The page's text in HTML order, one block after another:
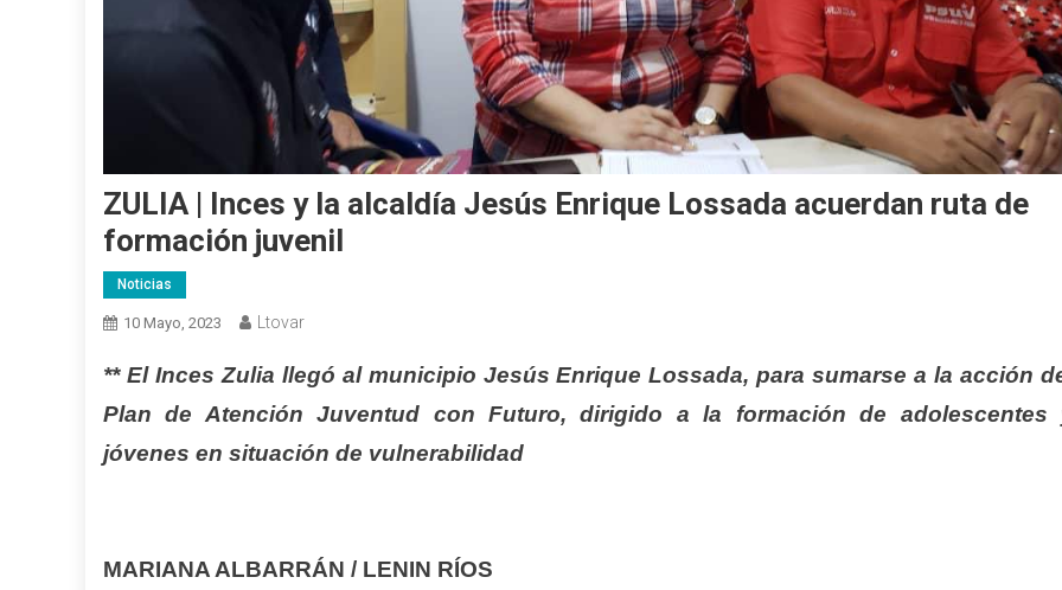
ZULIA | Inces y la alcaldía Jesús Enrique Lossada acuerdan ruta de
formación juvenil
Noticias
10 Mayo, 2023 Ltovar
** El Inces Zulia llegó al municipio Jesús Enrique Lossada, para sumarse a la acción
Plan de Atención Juventud con Futuro, dirigido a la formación de adolescentes
jóvenes en situación de vulnerabilidad
MARIANA ALBARRÁN / LENIN RÍOS